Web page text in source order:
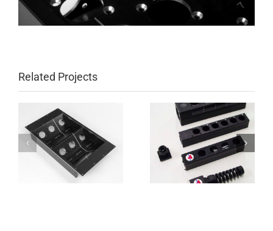
Related Projects